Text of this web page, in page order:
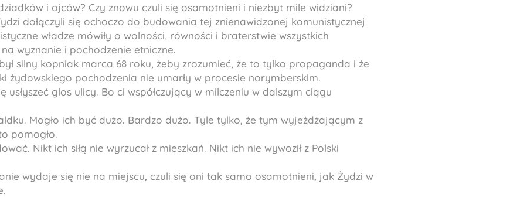
i ojców? Czy znowu czuli się osamotnieni i niezbyt mile widziani?
dołączyli się ochoczo do budowania tej znienawidzonej komunistycznej
władze mówiły o wolności, równości i braterstwie wszystkich
wyznanie i pochodzenie etniczne.
silny kopniak marca 68 roku, żeby zrozumieć, że to tylko propaganda i że
żydowskiego pochodzenia nie umarły w procesie norymberskim.
usłyszeć glos ulicy. Bo ci współczujący w milczeniu w dalszym ciągu
Mogło ich być dużo. Bardzo dużo. Tyle tylko, że tym wyjeżdżającym z
pomogło.
Nikt ich siłą nie wyrzucał z mieszkań. Nikt ich nie wywoził z Polski
wydaje się nie na miejscu, czuli się oni tak samo osamotnieni, jak Żydzi w